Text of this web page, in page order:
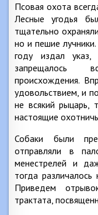
Псовая охота
Лесные угодья
тщательно
но и пешие
году издал указ,
запрещалось
происхождения.
удовольствием, и
не всякий рыцарь,
настоящие
Собаки были
отправляли в
менестрелей и
тогда
Приведем
трактата,